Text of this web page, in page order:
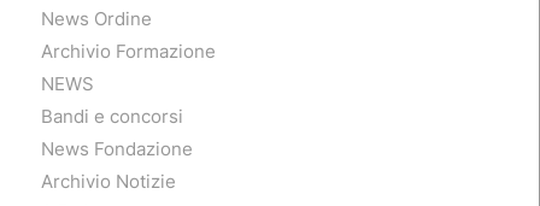
News Ordine
Archivio Formazione
NEWS
Bandi e concorsi
News Fondazione
Archivio Notizie